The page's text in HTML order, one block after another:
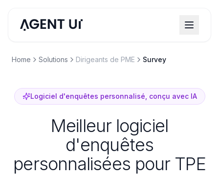
Home Solutions Dirigeants de PME Survey
Logiciel d'enquêtes personnalisé, conçu avec IA
Meilleur logiciel
d'enquêtes
personnalisées pour TPE